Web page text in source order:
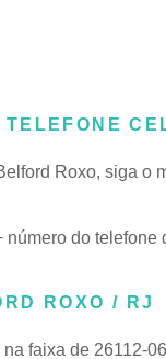
Roxo, siga o
do telefone
ROXO / RJ
na faixa de 26112-